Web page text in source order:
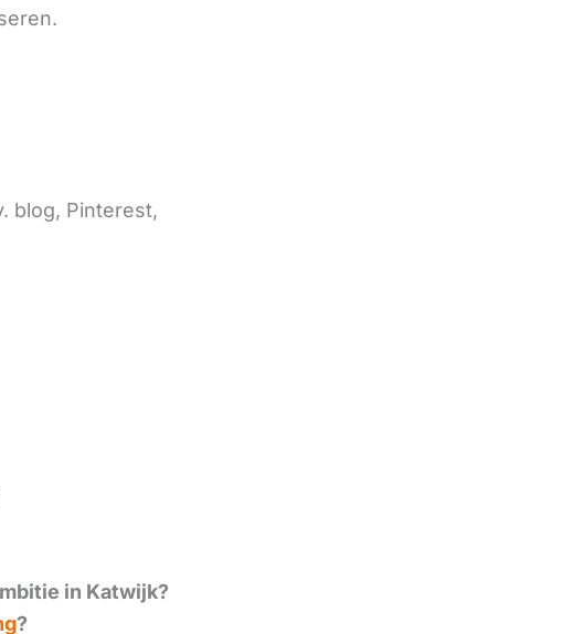
blog, Pinterest,
in Katwijk?
?